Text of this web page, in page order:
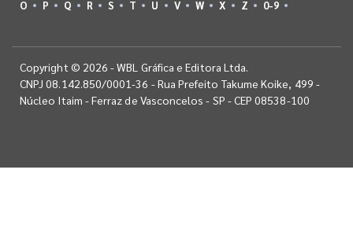
O
P Q R S T U V W X Z 0-9
Copyright © 2026 - WBL Gráfica e Editora Ltda.
CNPJ 08.142.850/0001-36 - Rua Prefeito Takume Koike, 499 -
Núcleo Itaim - Ferraz de Vasconcelos - SP - CEP 08538-100